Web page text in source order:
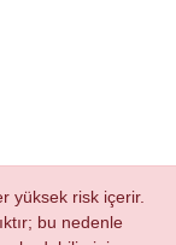
yüksek risk içerir.
bu nedenle